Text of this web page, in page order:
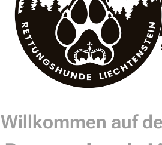
Willkommen auf